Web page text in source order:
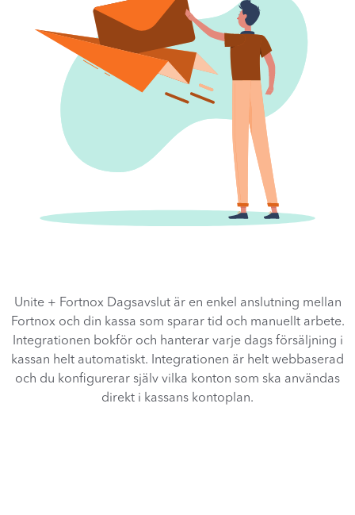
Unite + Fortnox Dagsavslut är en enkel anslutning mellan
Fortnox och din kassa som sparar tid och manuellt arbete.
Integrationen bokför och hanterar varje dags försäljning i
kassan helt automatiskt. Integrationen är helt webbaserad
och du konfigurerar själv vilka konton som ska användas
direkt i kassans kontoplan.